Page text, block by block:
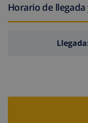
Horario de llegada